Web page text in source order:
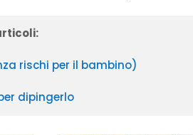
rischi per il bambino)
dipingerlo